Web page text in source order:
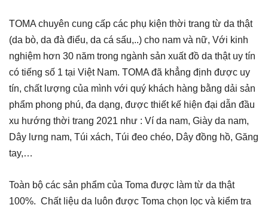
TOMA chuyên cung cấp các phụ kiện thời trang từ da thật
(da bò, da đà điểu, da cá sấu,..) cho nam và nữ, Với kinh
nghiệm hơn 30 năm trong ngành sản xuất đồ da thật uy tín
có tiếng số 1 tại Việt Nam. TOMA đã khẳng định được uy
tín, chất lượng của mình với quý khách hàng bằng dải sản
phẩm phong phú, đa dạng, được thiết kế hiện đại dẫn đầu
xu hướng thời trang 2021 như : Ví da nam, Giày da nam,
Dây lưng nam, Túi xách, Túi đeo chéo, Dây đồng hồ, Găng
tay,…
Toàn bộ các sản phẩm của Toma được làm từ da thật
100%. Chất liệu da luôn được Toma chọn lọc và kiểm tra